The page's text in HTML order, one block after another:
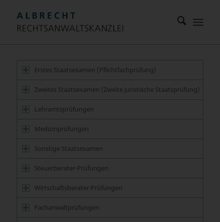
Erstes Staatsexamen (Pflichtfachprüfung)
Zweites Staatsexamen (Zweite juristische Staatsprüfung)
Lehramtsprüfungen
Medizinprüfungen
Sonstige Staatsexamen
Steuerberater-Prüfungen
Wirtschaftsberater-Prüfungen
Fachanwaltprüfungen